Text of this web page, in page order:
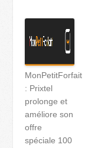
MonPetitForfait
: Prixtel
prolonge et
améliore son
offre
spéciale 100